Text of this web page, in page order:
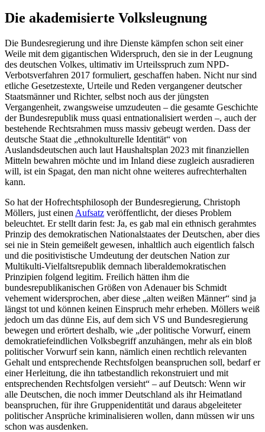
Die akademisierte Volksleugnung
Die Bundesregierung und ihre Dienste kämpfen schon seit einer
Weile mit dem gigantischen Widerspruch, den sie in der Leugnung
des deutschen Volkes, ultimativ im Urteilsspruch zum NPD-
Verbotsverfahren 2017 formuliert, geschaffen haben. Nicht nur sind
etliche Gesetzestexte, Urteile und Reden vergangener deutscher
Staatsmänner und Richter, selbst noch aus der jüngsten
Vergangenheit, zwangsweise umzudeuten – die gesamte Geschichte
der Bundesrepublik muss quasi entnationalisiert werden –, auch der
bestehende Rechtsrahmen muss massiv gebeugt werden. Dass der
deutsche Staat die „ethnokulturelle Identität“ von
Auslandsdeutschen auch laut Haushaltsplan 2023 mit finanziellen
Mitteln bewahren möchte und im Inland diese zugleich ausradieren
will, ist ein Spagat, den man nicht ohne weiteres aufrechterhalten
kann.
So hat der Hofrechtsphilosoph der Bundesregierung, Christoph
Möllers, just einen Aufsatz veröffentlicht, der dieses Problem
beleuchtet. Er stellt darin fest: Ja, es gab mal ein ethnisch gerahmtes
Prinzip des demokratischen Nationalstaates der Deutschen, aber dies
sei nie in Stein gemeißelt gewesen, inhaltlich auch eigentlich falsch
und die positivistische Umdeutung der deutschen Nation zur
Multikulti-Vielfaltsrepublik demnach liberaldemokratischen
Prinzipien folgend legitim. Freilich hätten ihm die
bundesrepublikanischen Größen von Adenauer bis Schmidt
vehement widersprochen, aber diese „alten weißen Männer“ sind ja
längst tot und können keinen Einspruch mehr erheben. Möllers weiß
jedoch um das dünne Eis, auf dem sich VS und Bundesregierung
bewegen und erörtert deshalb, wie „der politische Vorwurf, einem
demokratiefeindlichen Volksbegriff anzuhängen, mehr als ein bloß
politischer Vorwurf sein kann, nämlich einen rechtlich relevanten
Gehalt und entsprechende Rechtsfolgen beanspruchen soll, bedarf er
einer Herleitung, die ihn tatbestandlich rekonstruiert und mit
entsprechenden Rechtsfolgen versieht“ – auf Deutsch: Wenn wir
alle Deutschen, die noch immer Deutschland als ihr Heimatland
beanspruchen, für ihre Gruppenidentität und daraus abgeleiteter
politischer Ansprüche kriminalisieren wollen, dann müssen wir uns
schon was ausdenken.